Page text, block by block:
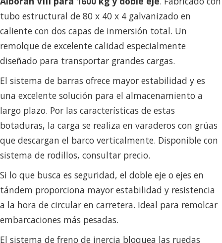
tubo estructural de 80 x 40 x 4 galvanizado en
caliente con dos capas de inmersión total. Un
remolque de excelente calidad especialmente
diseñado para transportar grandes cargas.
El sistema de barras ofrece mayor estabilidad y es
una excelente solución para el almacenamiento a
largo plazo. Por las características de estas
botaduras, la carga se realiza en varaderos con grúas
que descargan el barco verticalmente. Disponible con
sistema de rodillos, consultar precio.
Si lo que busca es seguridad, el doble eje o ejes en
tándem proporciona mayor estabilidad y resistencia
a la hora de circular en carretera. Ideal para remolcar
embarcaciones más pesadas.
El sistema de freno de inercia bloquea las ruedas